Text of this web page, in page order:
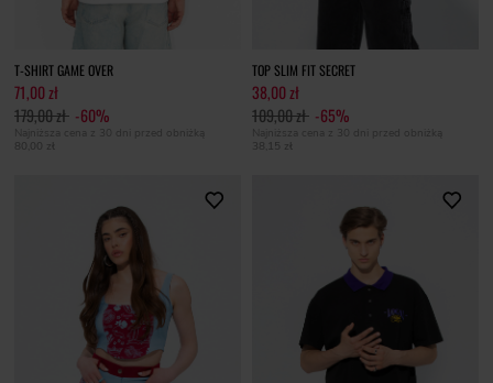
T-SHIRT GAME OVER
71,00 zł
179,00 zł -60%
Najniższa cena z 30 dni przed obniżką
80,00 zł
TOP SLIM FIT SECRET
38,00 zł
109,00 zł -65%
Najniższa cena z 30 dni przed obniżką
38,15 zł